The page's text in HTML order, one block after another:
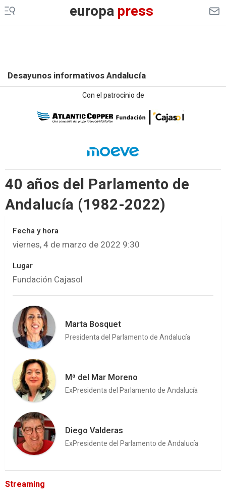
europapress
Desayunos informativos Andalucía
Con el patrocinio de
40 años del Parlamento de
Andalucía (1982-2022)
Fecha y hora
viernes, 4 de marzo de 2022 9:30
Lugar
Fundación Cajasol
Marta Bosquet
Presidenta del Parlamento de Andalucía
Mª del Mar Moreno
ExPresidenta del Parlamento de Andalucía
Diego Valderas
ExPresidente del Parlamento de Andalucía
Streaming